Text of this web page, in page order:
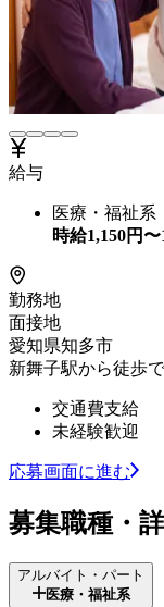
給与
医療・福祉系
時給1,150円〜
勤務地
面接地
愛知県知多市
新舞子駅から徒歩
交通費支給
未経験歓迎
応募画面に進む
募集職種・
アルバイト・パート
医療・福祉系